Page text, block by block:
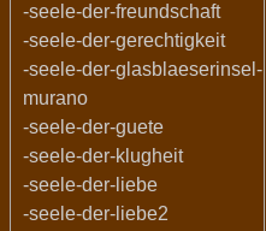
-seele-der-freundschaft
-seele-der-gerechtigkeit
-seele-der-glasblaeserinsel-
murano
-seele-der-guete
-seele-der-klugheit
-seele-der-liebe
-seele-der-liebe2